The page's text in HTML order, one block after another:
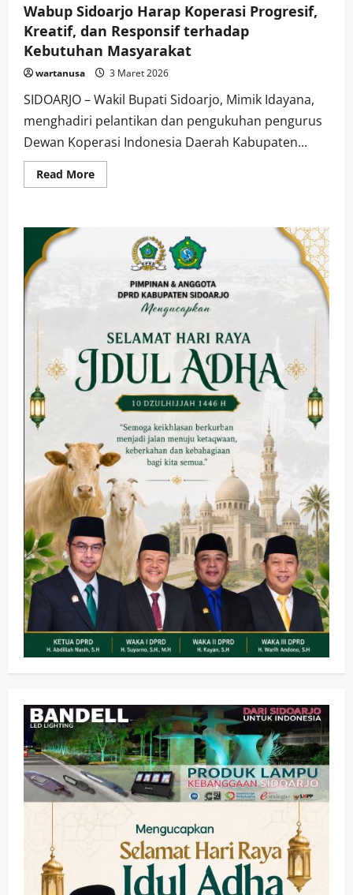
Wabup Sidoarjo Harap Koperasi Progresif,
Kreatif, dan Responsif terhadap
Kebutuhan Masyarakat
wartanusa 3 Maret 2026
SIDOARJO – Wakil Bupati Sidoarjo, Mimik Idayana,
menghadiri pelantikan dan pengukuhan pengurus
Dewan Koperasi Indonesia Daerah Kabupaten...
Read MoreRead
more
Koperasi
Progresif,
Kreatif,
Responsif
terhadap
Kebutuhan
Masyarakat
2
Kesehatan
Pembangunan
Pemerintahan
PANAS! Kalah Tender Proyek RSUD
Sibar Rp 9,9 M, Beranikah CV Tiga
Anugerah Utama Pertaruhkan
Jaminan Rp 100 Juta?
wartanusa 5 Agustus 2026
3
Olahraga
Adu Taktik di Atas Rumput Sintetis:
PWI dan Sapma PP Sidoarjo
Memanaskan Mesin Menuju Piala
Soccer
4
HOT NEWS: Ribuan Warga Wage
Tumplek Blek di Bazar Rakyat Jalan
Jambu, Borong Kuliner UMKM Sambil
Nonton Jaranan!
wartanusa 4 Agustus 2026
Keagamaan Pemerintahan
Pemkab Sidoarjo & Muhammadiyah
Sinergi Permudah Perizinan, Wakaf,
hingga Hibah
wartanusa 4 Agustus 2026